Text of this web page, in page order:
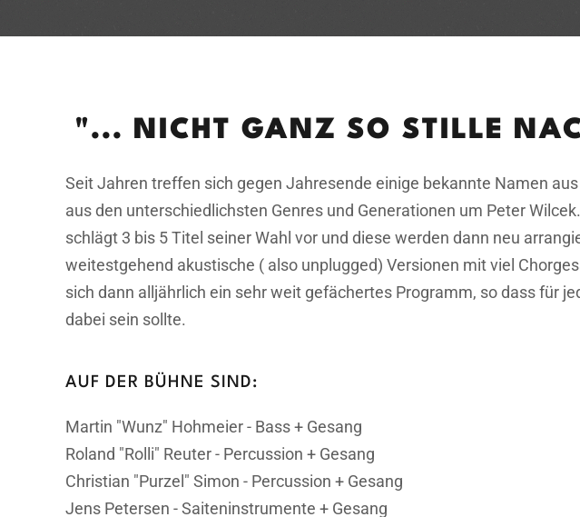
"... NICHT GANZ SO STILLE
Seit Jahren treffen sich gegen Jahresende einige bekannte Namen
aus den unterschiedlichsten Genres und Generationen um Peter
schlägt 3 bis 5 Titel seiner Wahl vor und diese werden dann neu
weitestgehend akustische ( also unplugged) Versionen mit viel
sich dann alljährlich ein sehr weit gefächertes Programm, so dass für
dabei sein sollte.
AUF DER BÜHNE SIND:
Martin "Wunz" Hohmeier - Bass + Gesang
Roland "Rolli" Reuter - Percussion + Gesang
Christian "Purzel" Simon - Percussion + Gesang
Jens Petersen - Saiteninstrumente + Gesang